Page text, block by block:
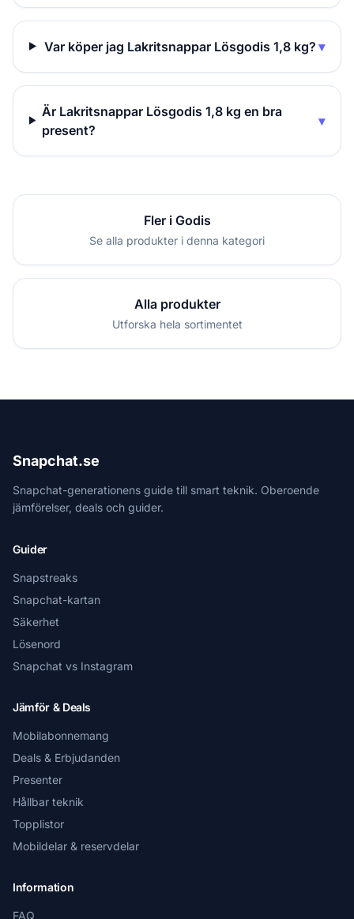
Var köper jag Lakritsnappar Lösgodis 1,8 kg? ▾
Är Lakritsnappar Lösgodis 1,8 kg en bra
present?
▾
Fler i Godis
Se alla produkter i denna kategori
Alla produkter
Utforska hela sortimentet
Snapchat.se
Snapchat-generationens guide till smart teknik. Oberoende
jämförelser, deals och guider.
Guider
Snapstreaks
Snapchat-kartan
Säkerhet
Lösenord
Snapchat vs Instagram
Jämför & Deals
Mobilabonnemang
Deals & Erbjudanden
Presenter
Hållbar teknik
Topplistor
Mobildelar & reservdelar
Information
FAQ